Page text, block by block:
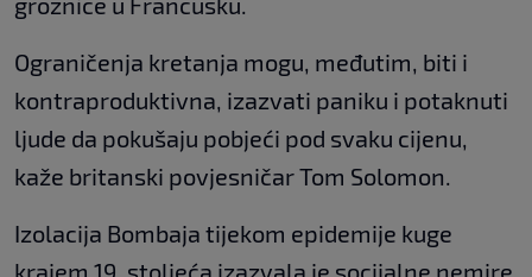
Ograničenja kretanja mogu, međutim, biti i
kontraproduktivna, izazvati paniku i potaknuti
ljude da pokušaju pobjeći pod svaku cijenu,
kaže britanski povjesničar Tom Solomon.
Izolacija Bombaja tijekom epidemije kuge